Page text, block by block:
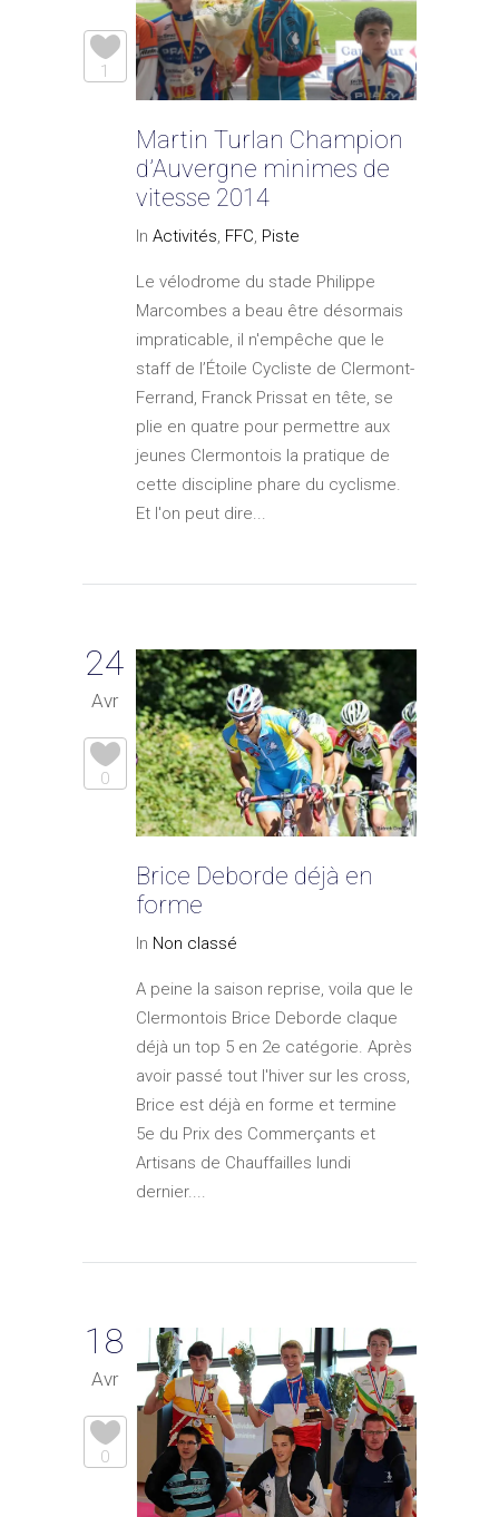
1
Martin Turlan Champion
d’Auvergne minimes de
vitesse 2014
In Activités, FFC, Piste
Le vélodrome du stade Philippe
Marcombes a beau être désormais
impraticable, il n'empêche que le
staff de l’Étoile Cycliste de Clermont-
Ferrand, Franck Prissat en tête, se
plie en quatre pour permettre aux
jeunes Clermontois la pratique de
cette discipline phare du cyclisme.
Et l'on peut dire...
24
Avr
0
Brice Deborde déjà en
forme
In Non classé
A peine la saison reprise, voila que le
Clermontois Brice Deborde claque
déjà un top 5 en 2e catégorie. Après
avoir passé tout l'hiver sur les cross,
Brice est déjà en forme et termine
5e du Prix des Commerçants et
Artisans de Chauffailles lundi
dernier....
18
Avr
0